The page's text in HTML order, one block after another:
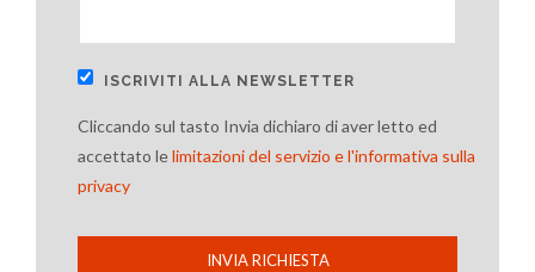
ISCRIVITI ALLA NEWSLETTER
Cliccando sul tasto Invia dichiaro di aver letto ed
accettato lelimitazioni del servizio e l'informativa sulla
privacy
INVIA RICHIESTA